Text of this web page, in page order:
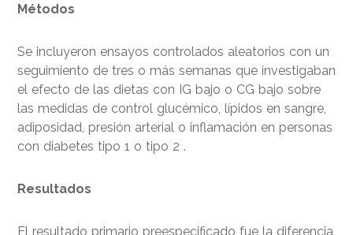
Métodos
Se incluyeron ensayos controlados aleatorios con un
seguimiento de tres o más semanas que investigaban
el efecto de las dietas con IG bajo o CG bajo sobre
las medidas de control glucémico, lípidos en sangre,
adiposidad, presión arterial o inflamación en personas
con diabetes tipo 1 o tipo 2 .
Resultados
El resultado primario preespecificado fue la diferencia